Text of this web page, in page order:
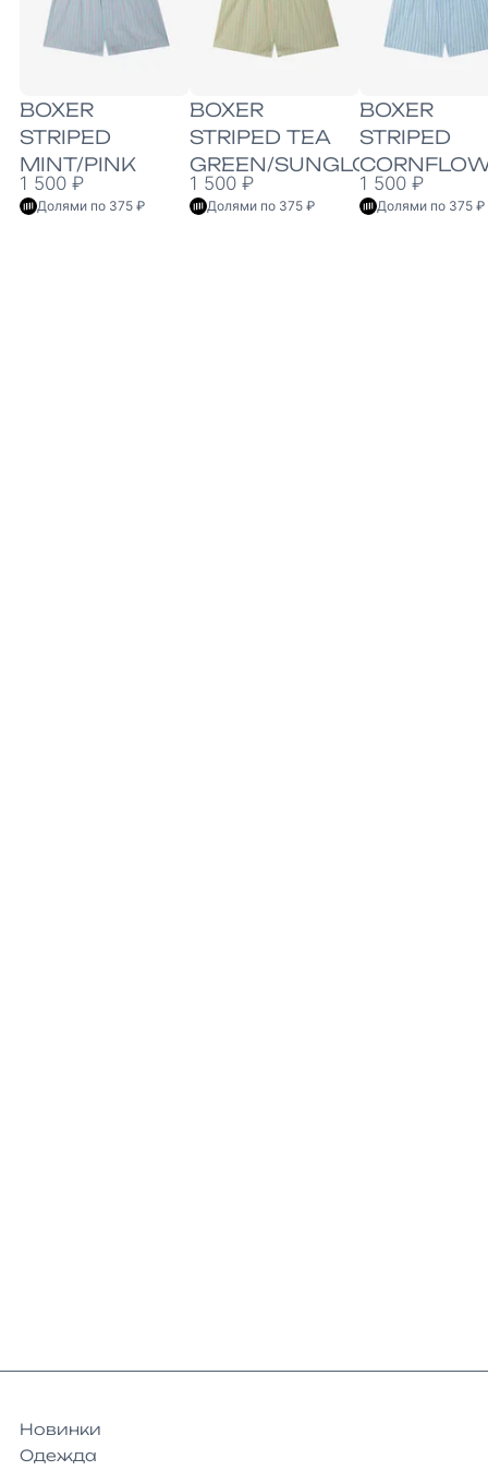
BOXER
STRIPED
MINT/PINK
1 500 ₽
Долями по 375 ₽
BOXER
STRIPED TEA
GREEN/SUNGLOW
1 500 ₽
Долями по 375 ₽
BOXER
STRIPED
BLUE/
GREEN
1 500 ₽
Долями по 375 ₽
Новинки
Одежда